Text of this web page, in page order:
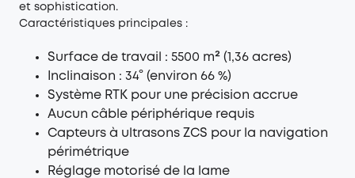
et sophistication.
Caractéristiques principales :
Surface de travail : 5500 m² (1,36 acres)
Inclinaison : 34° (environ 66 %)
Système RTK pour une précision accrue
Aucun câble périphérique requis
Capteurs à ultrasons ZCS pour la navigation
périmétrique
Réglage motorisé de la lame